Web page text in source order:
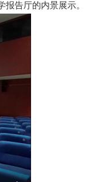
告厅的内景展示。